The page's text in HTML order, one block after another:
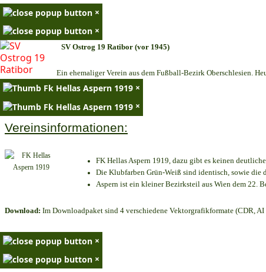
×
×
SV Ostrog 19 Ratibor (vor 1945)
Ein ehemaliger Verein aus dem Fußball-Bezirk Oberschlesien.
×
×
Vereinsinformationen:
FK Hellas Aspern 1919, dazu gibt es keinen
Die Klubfarben Grün-Weiß sind identisch, sowie die
Aspern ist ein kleiner Bezirksteil aus Wien dem 22.
Download: Im Downloadpaket sind 4 verschiedene Vektorgrafikformate (CDR,
×
×